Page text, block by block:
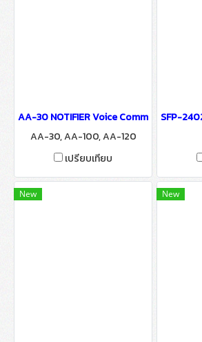
AA-30 NOTIFIER Voice Communication
AA-30, AA-100, AA-120
เปรียบเทียบ
SFP-
New New